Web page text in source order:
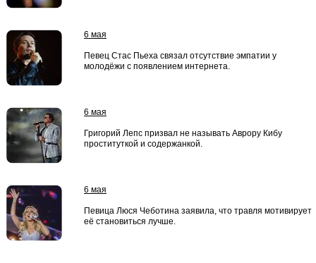
6 мая
Певец Стас Пьеха связал отсутствие эмпатии у
молодёжи с появлением интернета.
6 мая
Григорий Лепс призвал не называть Аврору Кибу
проституткой и содержанкой.
6 мая
Певица Люся Чеботина заявила, что травля мотивирует
её становиться лучше.